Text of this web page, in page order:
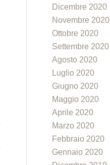
Dicembre 2020
Novembre 2020
Ottobre 2020
Settembre 2020
Agosto 2020
Luglio 2020
Giugno 2020
Maggio 2020
Aprile 2020
Marzo 2020
Febbraio 2020
Gennaio 2020